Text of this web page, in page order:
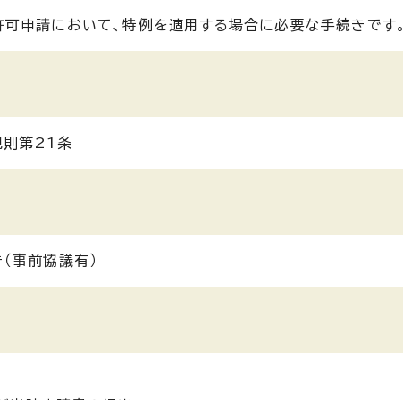
申請において、特例を適用する場合に必要な手続きです。
則第21条
事前協議有）